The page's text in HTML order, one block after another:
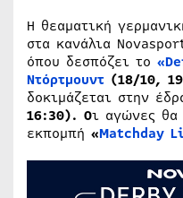
Η θεαματική
στα κανάλια
όπου δεσπόζει το «
Ντόρτμουντ (18/10,
δοκιμάζεται στην
16:30). Οι αγώνες θα
εκπομπή «Matchday